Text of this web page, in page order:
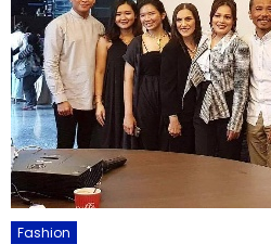
Fashion